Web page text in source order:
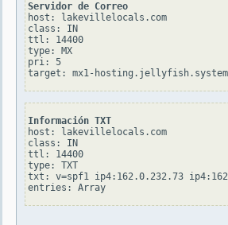
Servidor de Correo
host: lakevillelocals.com
class: IN
ttl: 14400
type: MX
pri: 5
Información TXT
host: lakevillelocals.com
class: IN
ttl: 14400
type: TXT
txt: v=spf1 ip4:162.0.232.73